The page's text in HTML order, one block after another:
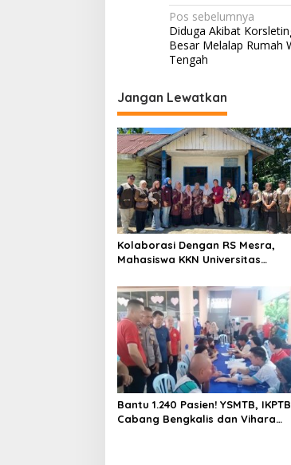
w
u
N
a
v
i
g
a
s
i
p
o
s
Pos sebelumnya
Diduga Akibat
Besar Melalap Rumah
Tengah
Jangan Lewatkan
Kolaborasi Dengan RS Mesra,
Mahasiswa KKN Universitas
Gratis di Posyandu Kampung
Petas
Bantu 1.240 Pasien! YSMTB, IKPTB
Cabang Bengkalis dan Vihara